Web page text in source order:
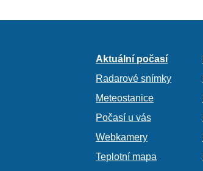
Aktuální počasí
Radarové snímky
Meteostanice
Počasí u vás
Webkamery
Teplotní mapa